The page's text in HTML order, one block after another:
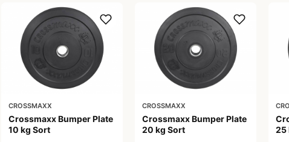
CROSSMAXX
Crossmaxx Bumper Plate
10 kg Sort
CROSSMAXX
Crossmaxx Bumper Plate
20 kg Sort
25